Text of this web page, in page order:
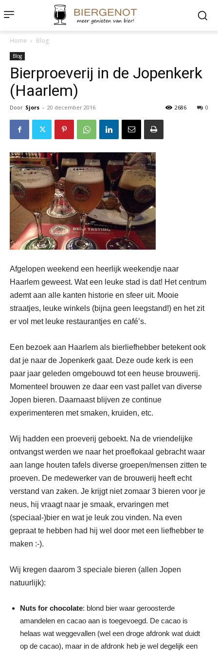
Home Blog
Blog
Bierproeverij in de Jopenkerk
(Haarlem)
Door Sjors - 20 december 2016 0
2686
Afgelopen weekend een heerlijk weekendje naar
Haarlem geweest. Wat een leuke stad is dat! Het centrum
ademt aan alle kanten historie en sfeer uit. Mooie
straatjes, leuke winkels (bijna geen leegstand!) en het zit
er vol met leuke restaurantjes en café’s.
Een bezoek aan Haarlem als bierliefhebber betekent ook
dat je naar de Jopenkerk gaat. Deze oude kerk is een
paar jaar geleden omgebouwd tot een heuse brouwerij.
Momenteel brouwen ze daar een vast pallet van diverse
Jopen bieren. Daarnaast blijven ze continue
experimenteren met smaken, kruiden, etc.
Wij hadden een proeverij geboekt. Na de vriendelijke
ontvangst werden we naar het proeflokaal gebracht waar
aan lange houten tafels diverse groepen/mensen zitten te
proeven. De medewerker van de brouwerij heeft echt
verstand van zaken. Je krijgt niet zomaar 3 bieren voor je
neus, hij vraagt naar je smaak, ervaringen met
(speciaal-)bier en wat je leuk zou vinden. Na even
gepraat te hebben had hij wel door met een liefhebber te
maken :-).
Wij kregen daarom 3 speciale bieren (allen Jopen
natuurlijk):
Nuts for chocolate: blond bier waar geroosterde
amandelen en cacao aan is toegevoegd. De cacao is
helaas wat weggevallen (wel een droge afdronk wat duidt
op de cacao), maar in de afdronk heb je wel degelijk een